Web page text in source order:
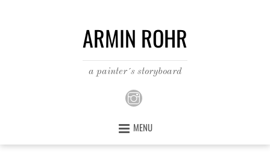
ARMIN ROHR
a painter´s storyboard
MENU